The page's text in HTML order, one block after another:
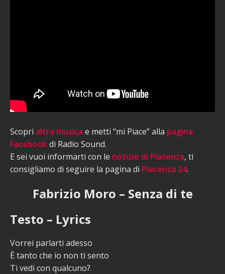
Scopri altra musica e metti “mi Piace” alla pagina
Facebookdi Radio Sound.
E sei vuoi informarti con le notizie di Piacenza, ti
consigliamo di seguire la pagina di Piacenza 24.
Fabrizio Moro – Senza di te
Testo – Lyrics
Vorrei parlarti adesso
È tanto che io non ti sento
Ti vedi con qualcuno?